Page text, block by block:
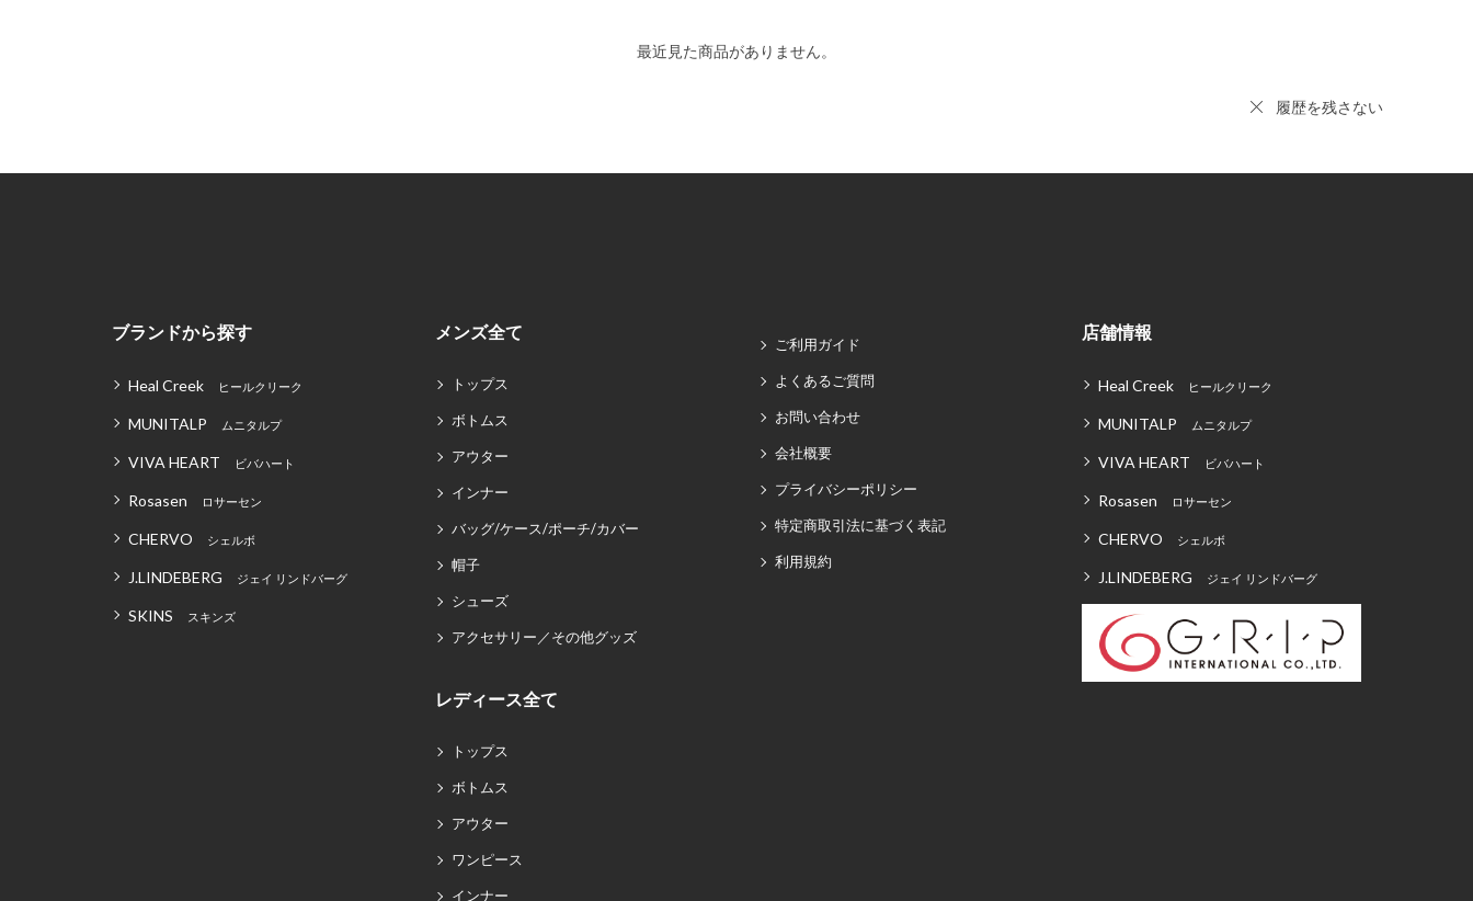
最近見た商品がありません。
履歴を残さない
ブランドから探す
Heal Creek ヒールクリーク
MUNITALP ムニタルプ
VIVA HEART ビバハート
Rosasen ロサーセン
CHERVO シェルボ
J.LINDEBERG ジェイ リンドバーグ
SKINS スキンズ
メンズ全て
トップス
ボトムス
アウター
インナー
バッグ/ケース/ポーチ/カバー
帽子
シューズ
アクセサリー／その他グッズ
レディース全て
トップス
ボトムス
アウター
ワンピース
インナー
ご利用ガイド
よくあるご質問
お問い合わせ
会社概要
プライバシーポリシー
特定商取引法に基づく表記
利用規約
店舗情報
Heal Creek ヒールクリーク
MUNITALP ムニタルプ
VIVA HEART ビバハート
Rosasen ロサーセン
CHERVO シェルボ
J.LINDEBERG ジェイ リンドバーグ